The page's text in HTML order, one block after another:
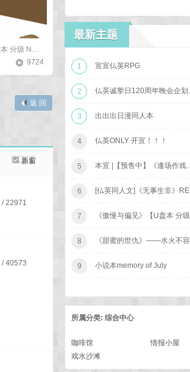
《傲慢与偏见》【U盘本 分级 NC-17】
9724
[小說插圖本]鵲巢
緬梔映晴
返 回
新窗
/22971
/40573
最新主题
1 宣宣仏英RPG
2 仏英诚挚日120周年晚会企划一宣！
3 出出出日漫同人本
4 仏英ONLY 开宣！！！
5 本宣 |【预售中】《逢场作戏》及副刊《MUSE》
6 [仏英同人文]《无事生非》REPO
7 《傲慢与偏见》【U盘本 分级 NC-17】
8 《甜蜜的世仇》——水火不容下仍暗通款曲，携手合作时又勾心斗角
9 小说本memory of July
所属分类: 综合中心
咖啡馆
情报小屋
戏水沙滩